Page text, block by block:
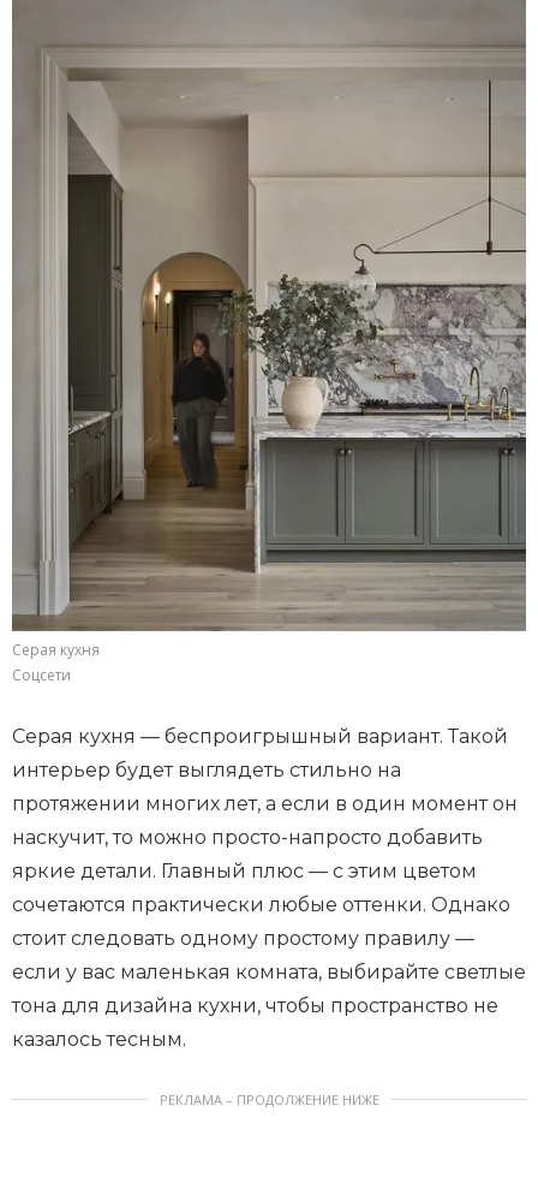
Серая кухня
Соцсети
Серая кухня — беспроигрышный вариант. Такой
интерьер будет выглядеть стильно на
протяжении многих лет, а если в один момент он
наскучит, то можно просто-напросто добавить
яркие детали. Главный плюс — с этим цветом
сочетаются практически любые оттенки. Однако
стоит следовать одному простому правилу —
если у вас маленькая комната, выбирайте светлые
тона для дизайна кухни, чтобы пространство не
казалось тесным.
РЕКЛАМА – ПРОДОЛЖЕНИЕ НИЖЕ